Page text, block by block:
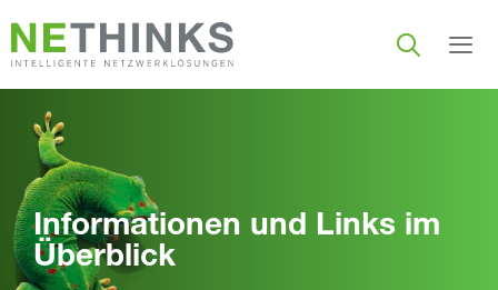
Inhalt
springen
Informationen und Links im
Überblick